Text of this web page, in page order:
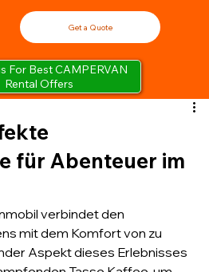
For Best CAMPERVAN
Rental Offers
Get a Quote
für Abenteuer im
verbindet den
mit dem Komfort von zu
Aspekt dieses Erlebnisses